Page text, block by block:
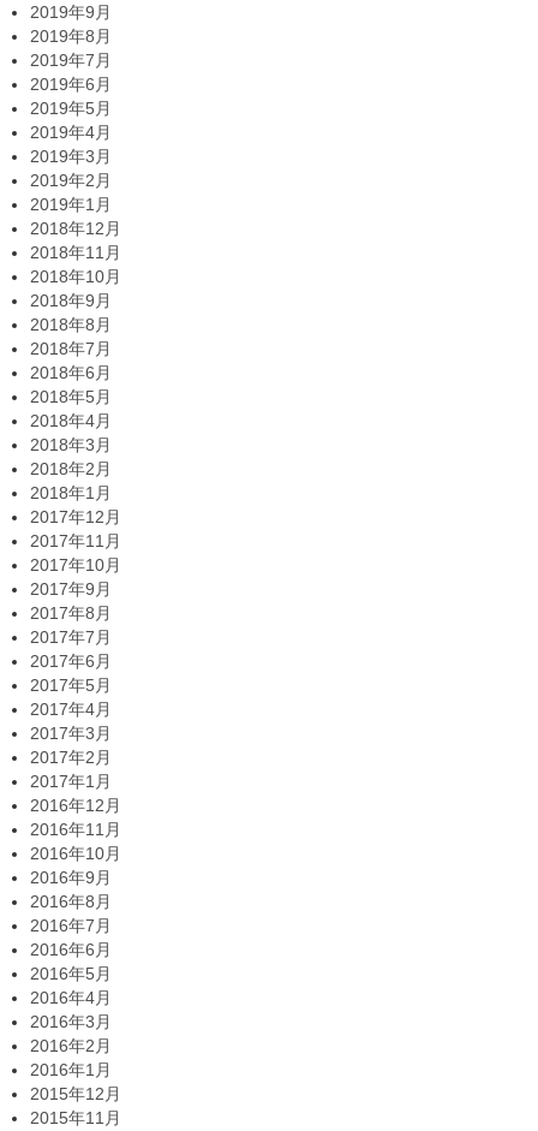
2019年9月
2019年8月
2019年7月
2019年6月
2019年5月
2019年4月
2019年3月
2019年2月
2019年1月
2018年12月
2018年11月
2018年10月
2018年9月
2018年8月
2018年7月
2018年6月
2018年5月
2018年4月
2018年3月
2018年2月
2018年1月
2017年12月
2017年11月
2017年10月
2017年9月
2017年8月
2017年7月
2017年6月
2017年5月
2017年4月
2017年3月
2017年2月
2017年1月
2016年12月
2016年11月
2016年10月
2016年9月
2016年8月
2016年7月
2016年6月
2016年5月
2016年4月
2016年3月
2016年2月
2016年1月
2015年12月
2015年11月